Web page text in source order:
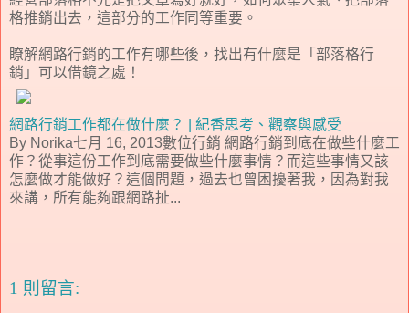
格推銷出去，這部分的工作同等重要。
瞭解網路行銷的工作有哪些後，找出有什麼是「部落格行
銷」可以借鏡之處！
網路行銷工作都在做什麼？ | 紀香思考、觀察與感受
By Norika七月 16, 2013數位行銷 網路行銷到底在做些什麼工
作？從事這份工作到底需要做些什麼事情？而這些事情又該
怎麼做才能做好？這個問題，過去也曾困擾著我，因為對我
來講，所有能夠跟網路扯...
1 則留言: